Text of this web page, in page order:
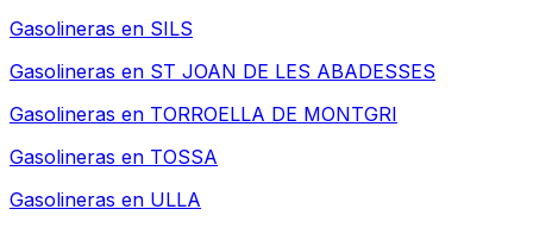
Gasolineras en SILS
Gasolineras en ST JOAN DE LES ABADESSES
Gasolineras en TORROELLA DE MONTGRI
Gasolineras en TOSSA
Gasolineras en ULLA